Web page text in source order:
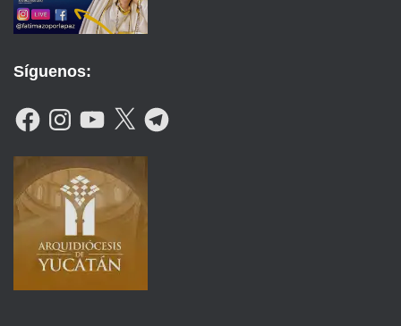
Síguenos:
F
A
B
K
N
A
G
R
M
Y
O
U
B
E
X
T
E
G